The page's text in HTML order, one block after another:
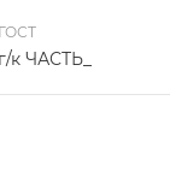
ГОСТ
г/к ЧАСТЬ_